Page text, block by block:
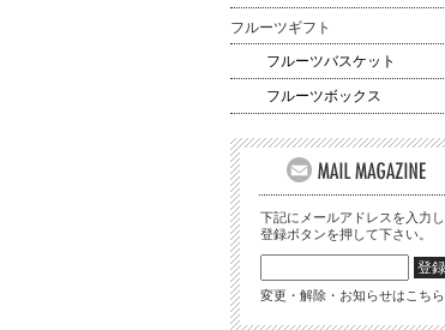
フルーツギフト
フルーツバスケット
フルーツボックス
下記にメールアドレスを入力し
登録ボタンを押して下さい。
変更・解除・お知らせはこちら